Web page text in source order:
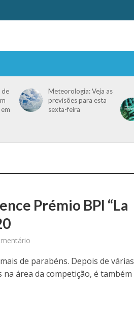
de
Meteorologia: Veja as
previsões para esta
sexta-feira
Prémio BPI “La
de parabéns. Depois de várias
área da competição, é também